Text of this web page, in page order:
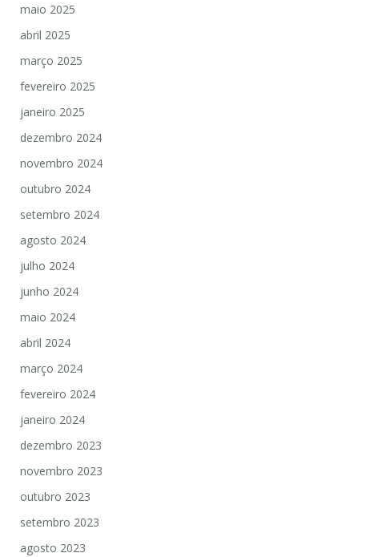
maio 2025
abril 2025
março 2025
fevereiro 2025
janeiro 2025
dezembro 2024
novembro 2024
outubro 2024
setembro 2024
agosto 2024
julho 2024
junho 2024
maio 2024
abril 2024
março 2024
fevereiro 2024
janeiro 2024
dezembro 2023
novembro 2023
outubro 2023
setembro 2023
agosto 2023